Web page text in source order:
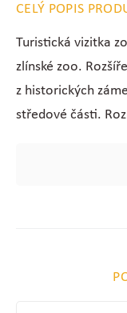
CELÝ POPIS
Turistická vizitka
zlínské zoo.
z historických
středové části.